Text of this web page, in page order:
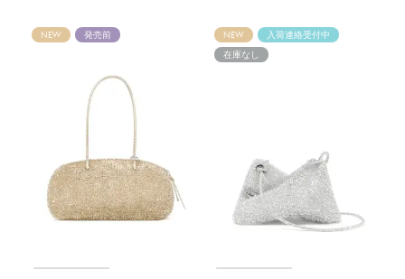
NEW 発売前 NEW
入荷連絡受付中
在庫なし